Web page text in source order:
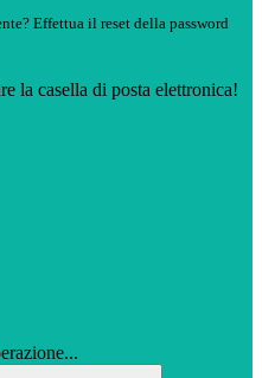
Effettua il reset della password
la casella di posta elettronica!